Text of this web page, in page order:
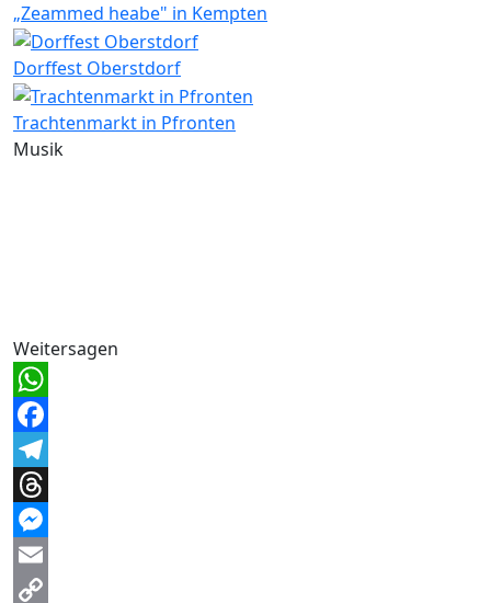
„Zeammed heabe" in Kempten
Dorffest Oberstdorf
Trachtenmarkt in Pfronten
Musik
Weitersagen
WhatsApp
Facebook
Telegram
Threads
Messenger
Email